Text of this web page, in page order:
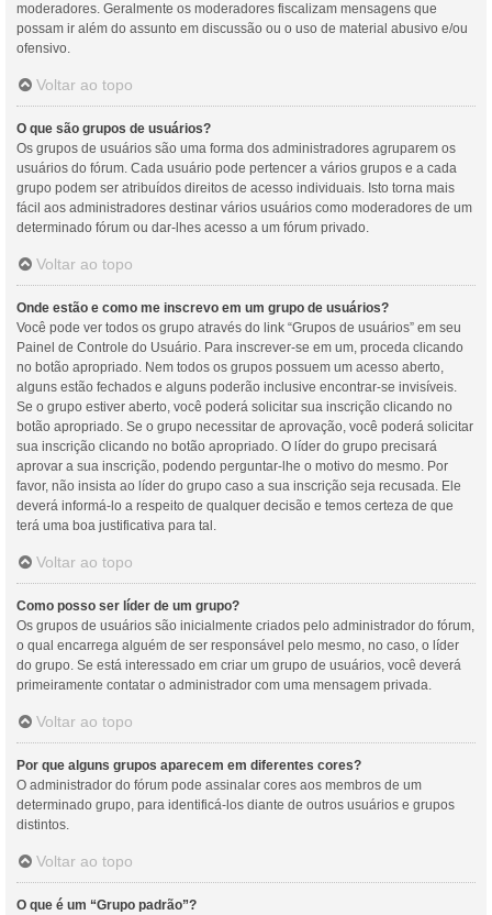
moderadores. Geralmente os moderadores fiscalizam mensagens que
possam ir além do assunto em discussão ou o uso de material abusivo e/ou
ofensivo.
Voltar ao topo
O que são grupos de usuários?
Os grupos de usuários são uma forma dos administradores agruparem os
usuários do fórum. Cada usuário pode pertencer a vários grupos e a cada
grupo podem ser atribuídos direitos de acesso individuais. Isto torna mais
fácil aos administradores destinar vários usuários como moderadores de um
determinado fórum ou dar-lhes acesso a um fórum privado.
Voltar ao topo
Onde estão e como me inscrevo em um grupo de usuários?
Você pode ver todos os grupo através do link “Grupos de usuários” em seu
Painel de Controle do Usuário. Para inscrever-se em um, proceda clicando
no botão apropriado. Nem todos os grupos possuem um acesso aberto,
alguns estão fechados e alguns poderão inclusive encontrar-se invisíveis.
Se o grupo estiver aberto, você poderá solicitar sua inscrição clicando no
botão apropriado. Se o grupo necessitar de aprovação, você poderá solicitar
sua inscrição clicando no botão apropriado. O líder do grupo precisará
aprovar a sua inscrição, podendo perguntar-lhe o motivo do mesmo. Por
favor, não insista ao líder do grupo caso a sua inscrição seja recusada. Ele
deverá informá-lo a respeito de qualquer decisão e temos certeza de que
terá uma boa justificativa para tal.
Voltar ao topo
Como posso ser líder de um grupo?
Os grupos de usuários são inicialmente criados pelo administrador do fórum,
o qual encarrega alguém de ser responsável pelo mesmo, no caso, o líder
do grupo. Se está interessado em criar um grupo de usuários, você deverá
primeiramente contatar o administrador com uma mensagem privada.
Voltar ao topo
Por que alguns grupos aparecem em diferentes cores?
O administrador do fórum pode assinalar cores aos membros de um
determinado grupo, para identificá-los diante de outros usuários e grupos
distintos.
Voltar ao topo
O que é um “Grupo padrão”?